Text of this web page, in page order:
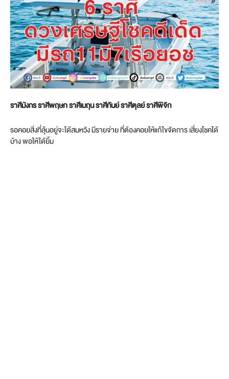
ราศีมังกร ราศีพฤษภ ราศีเมถุน ราศีกันย์ ราศีตุลย์ ราศีพิจิก
รอคอยสิ่งที่ลุ้นอยู่จะได้สมหวัง มีรายจ่าย ที่ต้องคอยให้แก้ไขจัดการ เสี่ยงโชคได้
บ้าง พอให้ได้ยิ้ม